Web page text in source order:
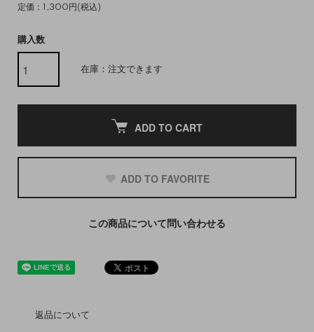
定価：1,300円(税込)
購入数
在庫：注文できます
ADD TO CART
ADD TO FAVORITE
この商品について問い合わせる
返品について